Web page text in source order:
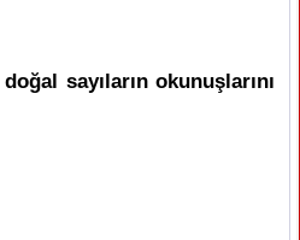
sayıların okunuşlarını